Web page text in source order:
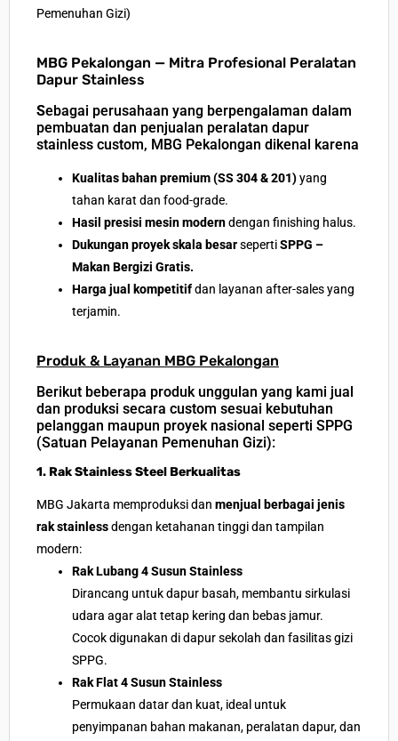
Pemenuhan Gizi)
MBG Pekalongan — Mitra Profesional Peralatan
Dapur Stainless
Sebagai perusahaan yang berpengalaman dalam
pembuatan dan penjualan peralatan dapur
stainless custom, MBG Pekalongan dikenal karena
Kualitas bahan premium (SS 304 & 201)yang
tahan karat dan food-grade.
Hasil presisi mesin moderndengan finishing halus.
Dukungan proyek skala besarsepertiSPPG –
Makan Bergizi Gratis.
Harga jual kompetitifdan layanan after-sales yang
terjamin.
Produk & Layanan MBG Pekalongan
Berikut beberapa produk unggulan yang kami jual
dan produksi secara custom sesuai kebutuhan
pelanggan maupun proyek nasional seperti SPPG
(Satuan Pelayanan Pemenuhan Gizi):
1. Rak Stainless Steel Berkualitas
MBG Jakarta memproduksi dan menjual berbagai jenis
rak stainlessdengan ketahanan tinggi dan tampilan
modern:
Rak Lubang 4 Susun Stainless
Dirancang untuk dapur basah, membantu sirkulasi
udara agar alat tetap kering dan bebas jamur.
Cocok digunakan di dapur sekolah dan fasilitas gizi
SPPG.
Rak Flat 4 Susun Stainless
Permukaan datar dan kuat, ideal untuk
penyimpanan bahan makanan, peralatan dapur, dan